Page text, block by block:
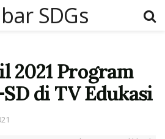
2021 Program
di TV Edukasi